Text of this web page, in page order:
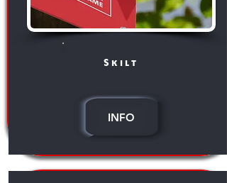
Skilt
INFO